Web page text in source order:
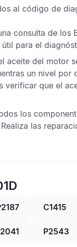
al código de
consulta de los
para el
aceite del motor
un nivel
verificar que el
los
las
C1415
P2543